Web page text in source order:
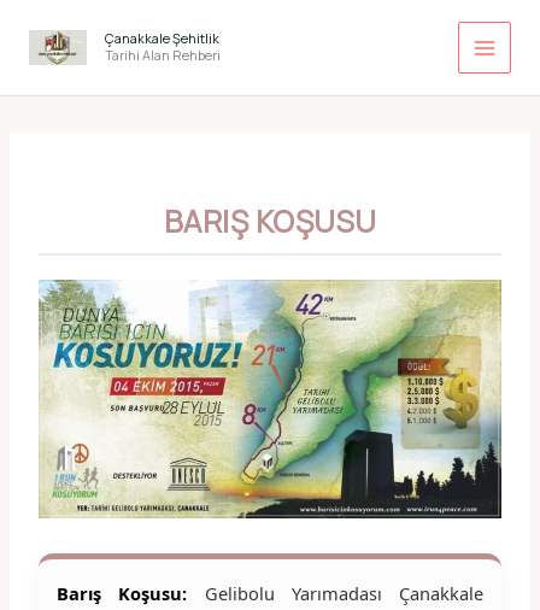
atla
Çanakkale Şehitlik
Tarihi Alan Rehberi
BARIŞ KOŞUSU
Barış Koşusu: Gelibolu Yarımadası Çanakkale